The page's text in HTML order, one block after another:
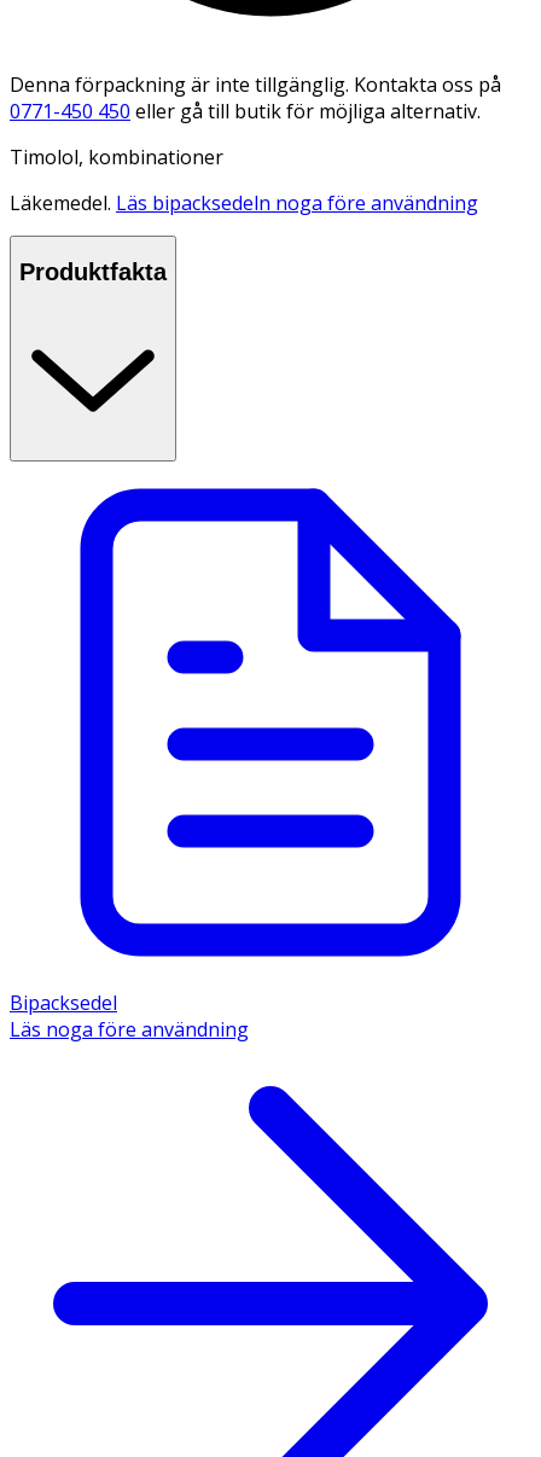
Denna förpackning är inte tillgänglig. Kontakta oss på
0771-450 450 eller gå till butik för möjliga alternativ.
Timolol, kombinationer
Läkemedel. Läs bipacksedeln noga före användning
Produktfakta
Bipacksedel
Läs noga före användning